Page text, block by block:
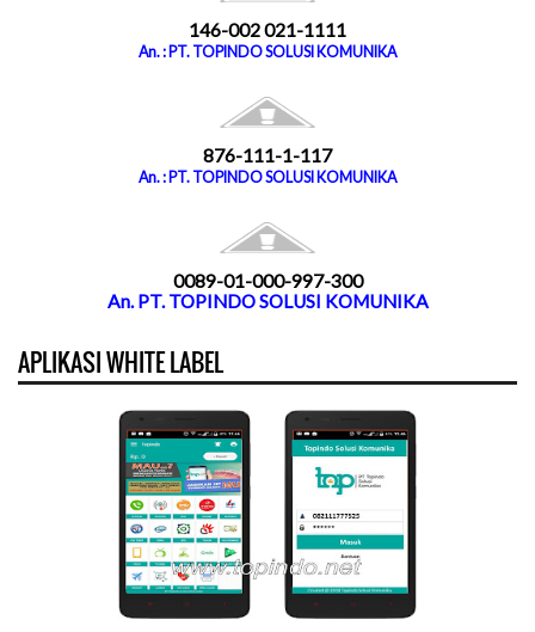
146-002 021-1111
An. : PT. TOPINDO SOLUSI KOMUNIKA
876-111-1-117
An. : PT. TOPINDO SOLUSI KOMUNIKA
0089-01-000-997-300
An. PT. TOPINDO SOLUSI KOMUNIKA
APLIKASI WHITE LABEL